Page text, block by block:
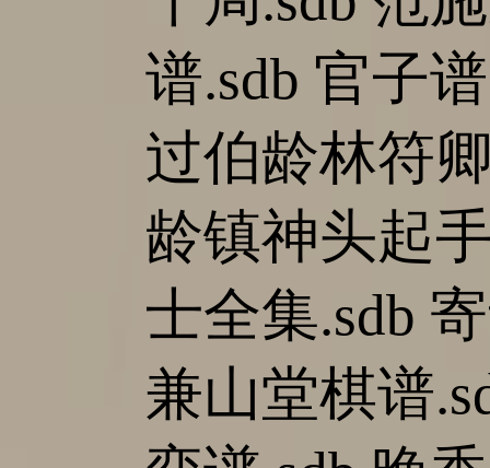
谱.sdb 官子
过伯龄林符
龄镇神头起
士全集.sdb
兼山堂棋谱